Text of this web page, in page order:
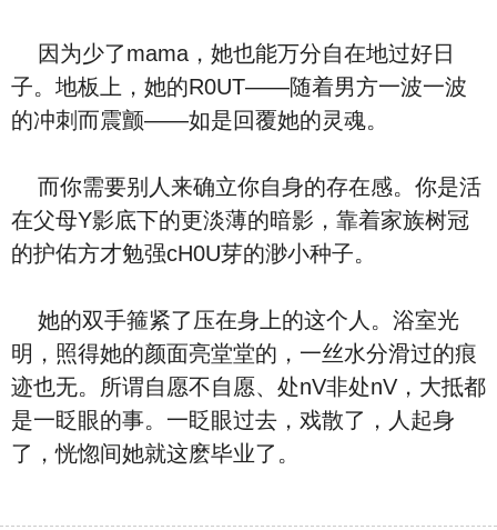
因为少了mama，她也能万分自在地过好日
子。地板上，她的R0UT——随着男方一波一波
的冲刺而震颤——如是回覆她的灵魂。
而你需要别人来确立你自身的存在感。你是活
在父母Y影底下的更淡薄的暗影，靠着家族树冠
的护佑方才勉强cH0U芽的渺小种子。
她的双手箍紧了压在身上的这个人。浴室光
明，照得她的颜面亮堂堂的，一丝水分滑过的痕
迹也无。所谓自愿不自愿、处nV非处nV，大抵都
是一眨眼的事。一眨眼过去，戏散了，人起身
了，恍惚间她就这麽毕业了。